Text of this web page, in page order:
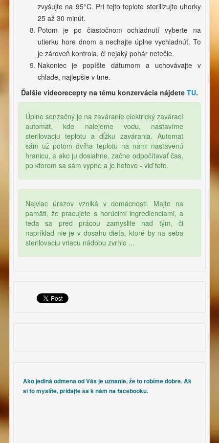
zvyšujte na 95°C. Pri tejto teplote sterilizujte uhorky
25 až 30 minút.
Potom je po čiastočnom ochladnutí vyberte na
utierku hore dnom a nechajte úplne vychladnúť. To
je zároveň kontrola, či nejaký pohár netečie.
Nakoniec je popíšte dátumom a uchovávajte v
chlade, najlepšie v tme.
Ďalšie videorecepty na tému konzervácia nájdete TU.
Úplne senzačný je na zaváranie elektrický zavárací
automat, kde nalejeme vodu, nastavíme
sterilovaciu teplotu a dĺžku zavárania. Automat
sám už potom dvíha teplotu na nami nastavenú
hranicu, a ako ju dosiahne, začne odpočítavať čas,
po ktorom sa sám vypne a je hotovo - viď foto.
Najviac úrazov vzniká v domácnosti. Majte na
pamäti, že pracujete s horúcimi ingredienciami, a
teda sa pred prácou zamyslite nad tým, či
napríklad nie je v dosahu dieťa, ktoré by na seba
sterilovaciu vriacu nádobu zvrhlo ...
Ako jediná odmena od Vás je uznanie, že to robíme dobre. Ak
si to myslíte, pridajte sa k nám na facebooku.